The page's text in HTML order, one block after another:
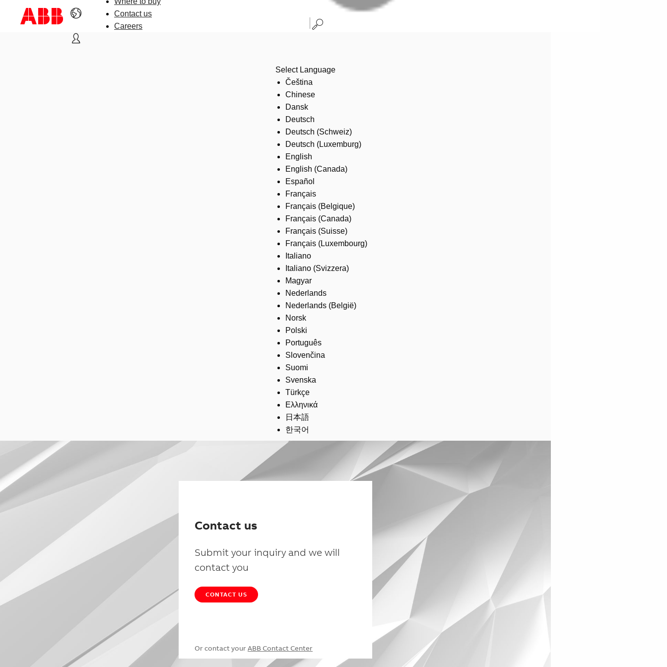
Contact us
Careers
Select Language
Čeština
Chinese
Dansk
Deutsch
Deutsch (Schweiz)
Deutsch (Luxemburg)
English
English (Canada)
Español
Français
Français (Belgique)
Français (Canada)
Français (Suisse)
Français (Luxembourg)
Italiano
Italiano (Svizzera)
Magyar
Nederlands
Nederlands (België)
Norsk
Polski
Português
Slovenčina
Suomi
Svenska
Türkçe
Ελληνικά
日本語
한국어
Contact us
Submit your inquiry and we will
contact you
CONTACT US
Or contact your ABB Contact Center